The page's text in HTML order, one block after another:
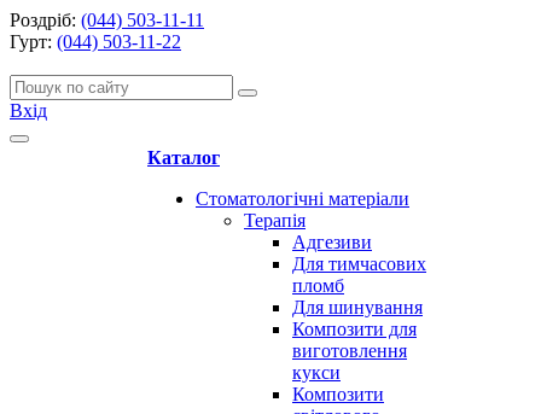
Роздріб: (044) 503-11-11
Гурт: (044) 503-11-22
Вхід
Каталог
Стоматологічні матеріали
Терапія
Адгезиви
Для тимчасових
пломб
Для шинування
Композити для
виготовлення
кукси
Композити